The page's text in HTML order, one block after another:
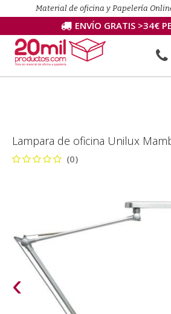
Material de oficina y Papelería
ENVÍO GRATIS >34€
Lampara de oficina Unilux
(0)
‹